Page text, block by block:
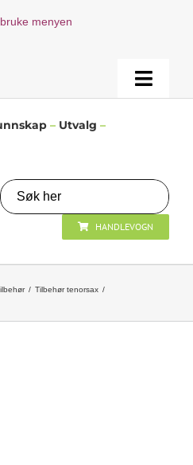
menyen
Toggle
– Utvalg –
HANDLEVOGN
Tilbehør tenorsax